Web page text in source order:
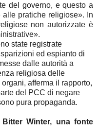
del governo, e questo a
pratiche religiose». In
non autorizzate è
state registrate
ed espianto di
dalle autorità a
religiosa delle
afferma il rapporto,
del PCC di negare
pura propaganda.
Winter, una fonte